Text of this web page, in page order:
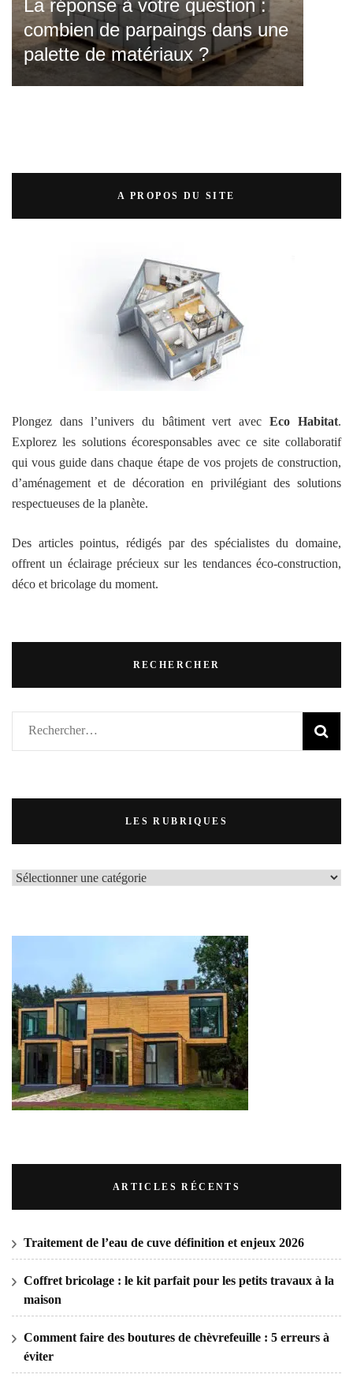
La réponse à votre question :
combien de parpaings dans une
palette de matériaux ?
A PROPOS DU SITE
Plongez dans l’univers du bâtiment vert avecEco Habitat.
Explorez les solutions écoresponsables avec ce site collaboratif
qui vous guide dans chaque étape de vos projets de construction,
d’aménagement et de décoration en privilégiant des solutions
respectueuses de la planète.
Des articles pointus, rédigés par des spécialistes du domaine,
offrent un éclairage précieux sur les tendances éco-construction,
déco et bricolage du moment.
RECHERCHER
Rechercher :
LES RUBRIQUES
LES
ARTICLES RÉCENTS
Traitement de l’eau de cuve définition et enjeux 2026
Coffret bricolage : le kit parfait pour les petits travaux à la
maison
Comment faire des boutures de chèvrefeuille : 5 erreurs à
éviter